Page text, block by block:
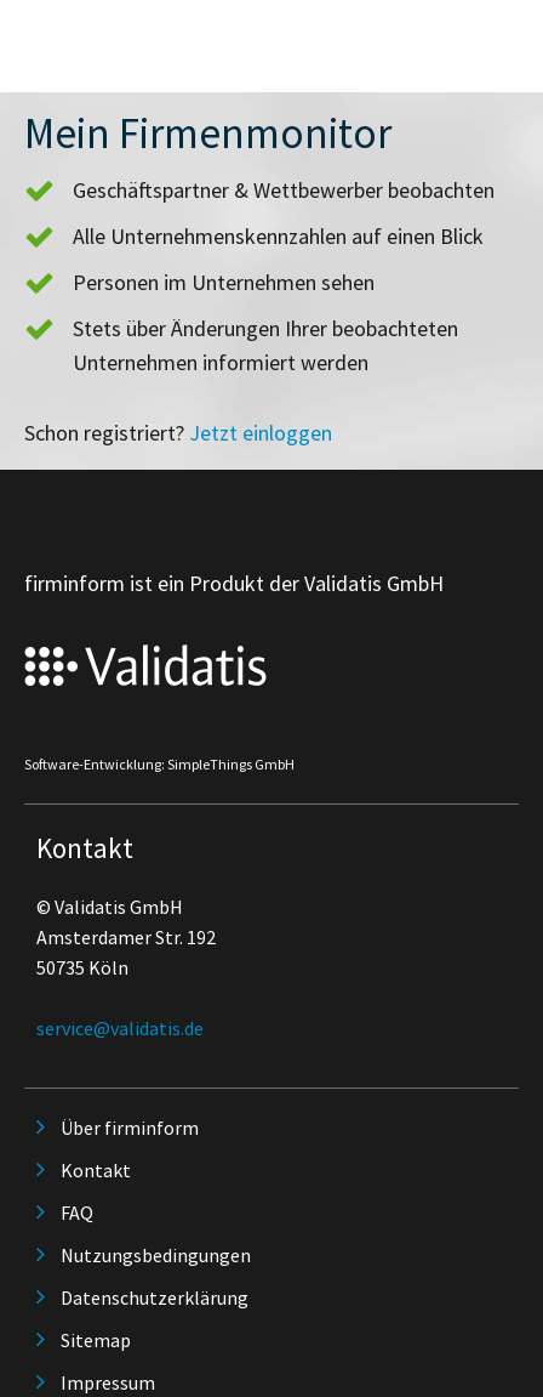
Mein Firmenmonitor
Geschäftspartner & Wettbewerber beobachten
Alle Unternehmenskennzahlen auf einen Blick
Personen im Unternehmen sehen
Stets über Änderungen Ihrer beobachteten
Unternehmen informiert werden
Schon registriert? Jetzt einloggen
firminform ist ein Produkt der Validatis GmbH
Software-Entwicklung: SimpleThings GmbH
Kontakt
© Validatis GmbH
Amsterdamer Str. 192
50735 Köln
service@validatis.de
Über firminform
Kontakt
FAQ
Nutzungsbedingungen
Datenschutzerklärung
Sitemap
Impressum